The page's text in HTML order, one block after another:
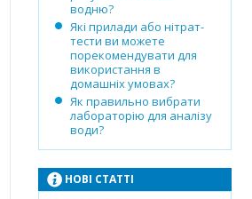
водню?
Які прилади або нітрат-
тести ви можете
порекомендувати для
використання в
домашніх умовах?
Як правильно вибрати
лабораторію для аналізу
води?
НОВІ СТАТТІ